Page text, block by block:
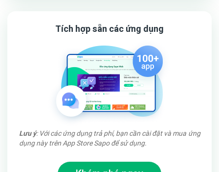
Tích hợp sẵn các ứng dụng
Lưu ý: Với các ứng dụng trả phí, bạn cần cài đặt và mua ứng
dụng này trên App Store Sapo để sử dụng.